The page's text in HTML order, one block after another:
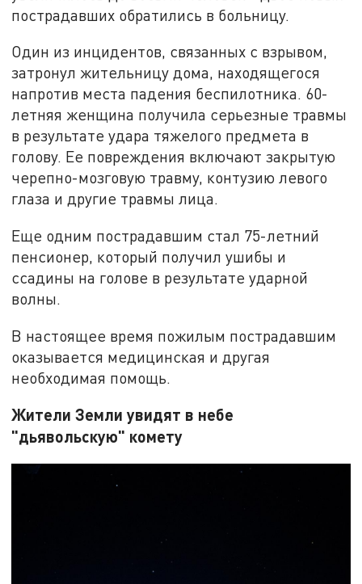
пострадавших обратились в больницу.
Один из инцидентов, связанных с взрывом,
затронул жительницу дома, находящегося
напротив места падения беспилотника. 60-
летняя женщина получила серьезные травмы
в результате удара тяжелого предмета в
голову. Ее повреждения включают закрытую
черепно-мозговую травму, контузию левого
глаза и другие травмы лица.
Еще одним пострадавшим стал 75-летний
пенсионер, который получил ушибы и
ссадины на голове в результате ударной
волны.
В настоящее время пожилым пострадавшим
оказывается медицинская и другая
необходимая помощь.
Жители Земли увидят в небе
"дьявольскую" комету